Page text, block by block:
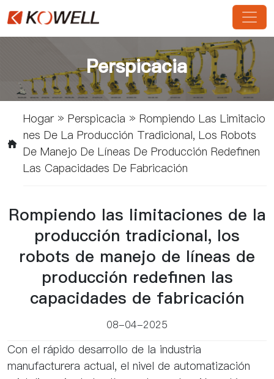
Perspicacia
Hogar» Perspicacia » Rompiendo Las Limitacio
Nes De La Producción Tradicional, Los Robots
De Manejo De Líneas De Producción Redefinen
Las Capacidades De Fabricación
Rompiendo las limitaciones de la
producción tradicional, los
robots de manejo de líneas de
producción redefinen las
capacidades de fabricación
08-04-2025
Con el rápido desarrollo de la industria
manufacturera actual, el nivel de automatización